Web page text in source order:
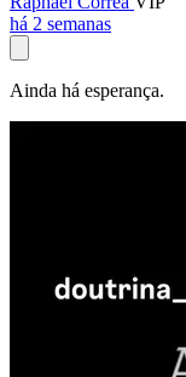
há 2 semanas
Ainda há esperança.